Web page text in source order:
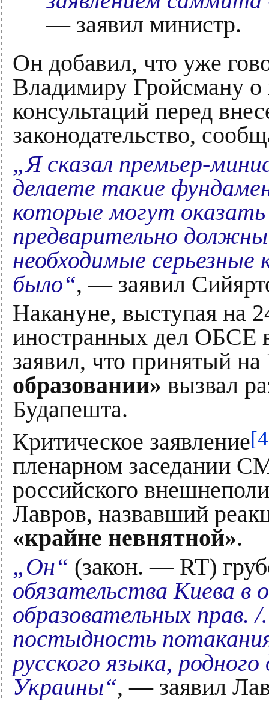
— заявил министр.
Он добавил, что уже
Владимиру Гройсману
консультаций перед
законодательство,
„Я сказал премьер-
делаете такие
которые могут
предварительно
необходимые серьезные
было“, — заявил
Накануне, выступая на
иностранных дел ОБСЕ
заявил, что принятый
образовании» вызвал
Будапешта.
Критическое заявление
пленарном заседании
российского
Лавров, назвавший
«крайне невнятной».
„Он“ (закон. — RT)
обязательства Киева в
образовательных
постыдность
русского языка,
Украины“, — заявил